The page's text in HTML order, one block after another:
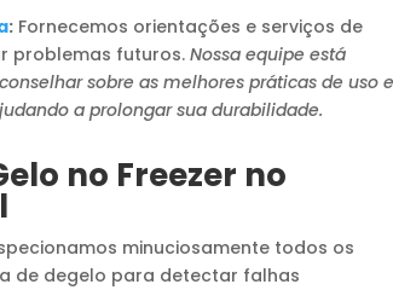
: Fornecemos orientações e serviços de
problemas futuros.Nossa equipe está
sobre as melhores práticas de uso e
a prolongar sua durabilidade.
no Freezer no
minuciosamente todos os
de degelo para detectar falhas